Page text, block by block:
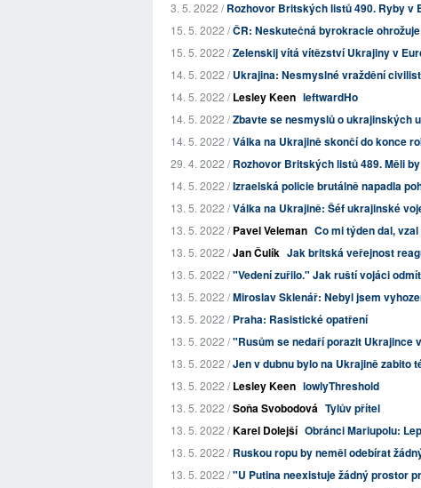
3. 5. 2022 /Rozhovor Britských listů 490. Ryby v
15. 5. 2022 /ČR: Neskutečná byrokracie
15. 5. 2022 /Zelenskij vítá vítězství Ukrajiny v
14. 5. 2022 /Ukrajina: Nesmyslné vraždění
14. 5. 2022 /Lesley Keen leftwardHo
14. 5. 2022 /Zbavte se nesmyslů o ukrajinských
14. 5. 2022 /Válka na Ukrajině skončí do konce
29. 4. 2022 /Rozhovor Britských listů 489. Měli
14. 5. 2022 /Izraelská policie brutálně napadla
13. 5. 2022 /Válka na Ukrajině: Šéf ukrajinské
13. 5. 2022 /Pavel Veleman Co mi týden dal,
13. 5. 2022 /Jan Čulík Jak britská veřejnost
13. 5. 2022 /"Vedení zuřilo." Jak ruští vojáci
13. 5. 2022 /Miroslav Sklenář: Nebyl jsem
13. 5. 2022 /Praha: Rasistické opatření
13. 5. 2022 /"Rusům se nedaří porazit Ukrajince
13. 5. 2022 /Jen v dubnu bylo na Ukrajině zabito
13. 5. 2022 /Lesley Keen lowlyThreshold
13. 5. 2022 /Soňa Svobodová Tylův přítel
13. 5. 2022 /Karel Dolejší Obránci Mariupolu:
13. 5. 2022 /Ruskou ropu by neměl odebírat
13. 5. 2022 /"U Putina neexistuje žádný prostor